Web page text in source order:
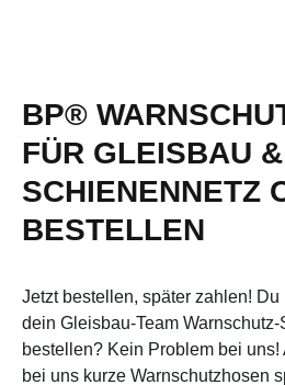
BP®
FÜR GLEISBAU &
SCHIENENNETZ
BESTELLEN
Jetzt bestellen, später zahlen!
dein Gleisbau-Team
bestellen? Kein Problem bei
bei uns kurze Warnschutzhosen